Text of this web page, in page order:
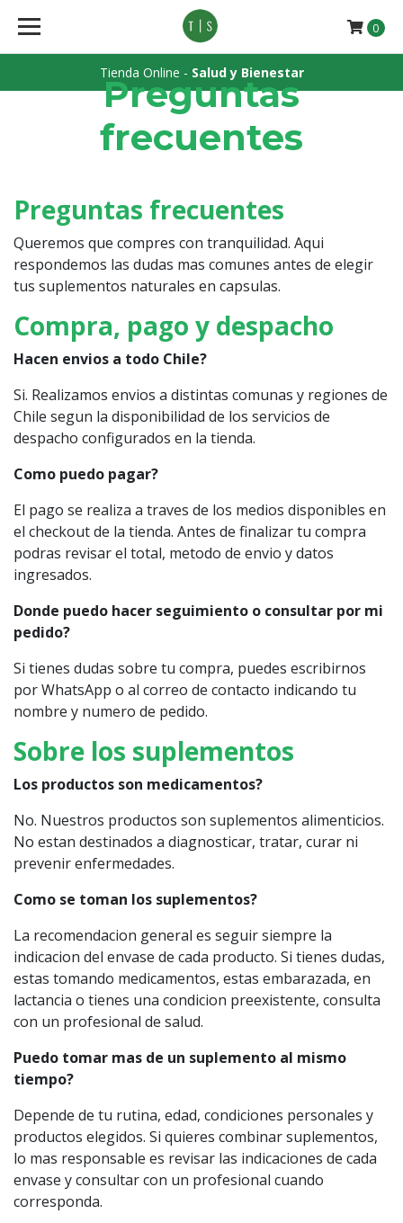
Tienda Online - Salud y Bienestar
0
Preguntas
frecuentes
Preguntas frecuentes
Queremos que compres con tranquilidad. Aqui
respondemos las dudas mas comunes antes de elegir
tus suplementos naturales en capsulas.
Compra, pago y despacho
Hacen envios a todo Chile?
Si. Realizamos envios a distintas comunas y regiones de
Chile segun la disponibilidad de los servicios de
despacho configurados en la tienda.
Como puedo pagar?
El pago se realiza a traves de los medios disponibles en
el checkout de la tienda. Antes de finalizar tu compra
podras revisar el total, metodo de envio y datos
ingresados.
Donde puedo hacer seguimiento o consultar por mi
pedido?
Si tienes dudas sobre tu compra, puedes escribirnos
por WhatsApp o al correo de contacto indicando tu
nombre y numero de pedido.
Sobre los suplementos
Los productos son medicamentos?
No. Nuestros productos son suplementos alimenticios.
No estan destinados a diagnosticar, tratar, curar ni
prevenir enfermedades.
Como se toman los suplementos?
La recomendacion general es seguir siempre la
indicacion del envase de cada producto. Si tienes dudas,
estas tomando medicamentos, estas embarazada, en
lactancia o tienes una condicion preexistente, consulta
con un profesional de salud.
Puedo tomar mas de un suplemento al mismo
tiempo?
Depende de tu rutina, edad, condiciones personales y
productos elegidos. Si quieres combinar suplementos,
lo mas responsable es revisar las indicaciones de cada
envase y consultar con un profesional cuando
corresponda.